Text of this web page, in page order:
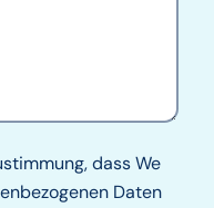
dass We
Daten